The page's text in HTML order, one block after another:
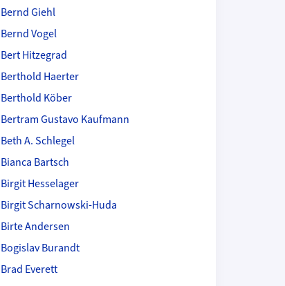
Bernd Giehl
Bernd Vogel
Bert Hitzegrad
Berthold Haerter
Berthold Köber
Bertram Gustavo Kaufmann
Beth A. Schlegel
Bianca Bartsch
Birgit Hesselager
Birgit Scharnowski-Huda
Birte Andersen
Bogislav Burandt
Brad Everett